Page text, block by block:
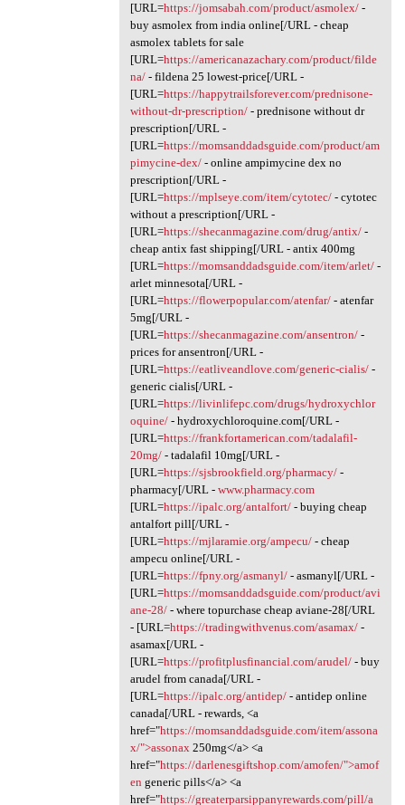
[URL=https://jomsabah.com/product/asmolex/-
buy asmolex from india online[/URL - cheap
asmolex tablets for sale
[URL=https://americanazachary.com/product/filde
na/- fildena 25 lowest-price[/URL -
[URL=https://happytrailsforever.com/prednisone-
without-dr-prescription/- prednisone without dr
prescription[/URL -
[URL=https://momsanddadsguide.com/product/am
pimycine-dex/- online ampimycine dex no
prescription[/URL -
[URL=https://mplseye.com/item/cytotec/- cytotec
without a prescription[/URL -
[URL=https://shecanmagazine.com/drug/antix/-
cheap antix fast shipping[/URL - antix 400mg
[URL=https://momsanddadsguide.com/item/arlet/-
arlet minnesota[/URL -
[URL=https://flowerpopular.com/atenfar/- atenfar
5mg[/URL -
[URL=https://shecanmagazine.com/ansentron/-
prices for ansentron[/URL -
[URL=https://eatliveandlove.com/generic-cialis/-
generic cialis[/URL -
[URL=https://livinlifepc.com/drugs/hydroxychlor
oquine/- hydroxychloroquine.com[/URL -
[URL=https://frankfortamerican.com/tadalafil-
20mg/- tadalafil 10mg[/URL -
[URL=https://sjsbrookfield.org/pharmacy/-
pharmacy[/URL - www.pharmacy.com
[URL=https://ipalc.org/antalfort/- buying cheap
antalfort pill[/URL -
[URL=https://mjlaramie.org/ampecu/- cheap
ampecu online[/URL -
[URL=https://fpny.org/asmanyl/- asmanyl[/URL -
[URL=https://momsanddadsguide.com/product/avi
ane-28/- where topurchase cheap aviane-28[/URL
- [URL=https://tradingwithvenus.com/asamax/-
asamax[/URL -
[URL=https://profitplusfinancial.com/arudel/- buy
arudel from canada[/URL -
[URL=https://ipalc.org/antidep/- antidep online
canada[/URL - rewards, <a
href="https://momsanddadsguide.com/item/assona
x/">assonax250mg</a> <a
href="https://darlenesgiftshop.com/amofen/">amof
en generic pills</a> <a
href="https://greaterparsippanyrewards.com/pill/a